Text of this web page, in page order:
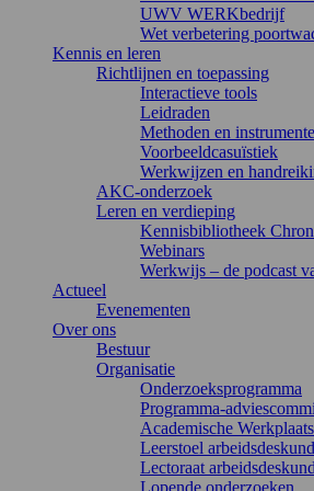
UWV WERKbedrijf
Wet verbetering
Kennis en leren
Richtlijnen en toepassing
Interactieve tools
Leidraden
Methoden en
Voorbeeldcasuïstiek
Werkwijzen en
AKC-onderzoek
Leren en verdieping
Kennisbibliotheek
Webinars
Werkwijs – de podcast
Actueel
Evenementen
Over ons
Bestuur
Organisatie
Onderzoeksprogramma
Programma-
Academische
Leerstoel
Lectoraat
Lopende onderzoeken